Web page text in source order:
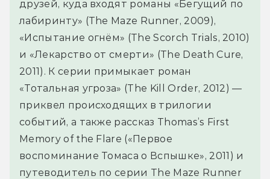
друзей, куда входят романы «Бегущий по
лабиринту» (The Maze Runner, 2009),
«Испытание огнём» (The Scorch Trials, 2010)
и «Лекарство от смерти» (The Death Cure,
2011). К серии примыкает роман
«Тотальная угроза» (The Kill Order, 2012) —
приквел происходящих в трилогии
событий, а также рассказ Thomas’s First
Memory of the Flare («Первое
воспоминание Томаса о Вспышке», 2011) и
путеводитель по серии The Maze Runner